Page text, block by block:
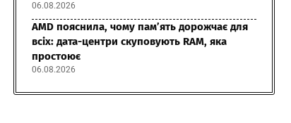
06.08.2026
AMD пояснила, чому пам’ять дорожчає для
всіх: дата-центри скуповують RAM, яка
простоює
06.08.2026